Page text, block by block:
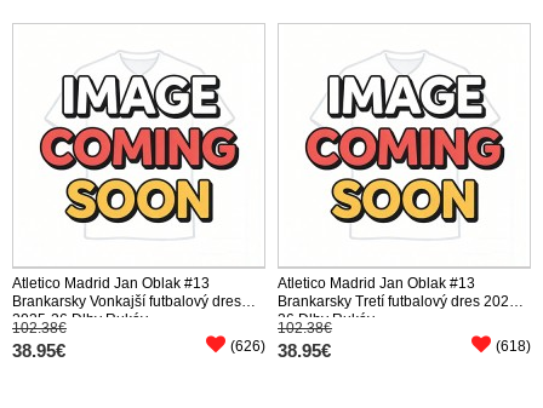
Atletico Madrid Jan Oblak #13
Brankarsky Vonkajší futbalový dres
2025-26 Dlhy Rukáv
102.38€
38.95€ (626)
Atletico Madrid Jan Oblak #13
Brankarsky Tretí futbalový dres 2025-
26 Dlhy Rukáv
102.38€
38.95€ (618)